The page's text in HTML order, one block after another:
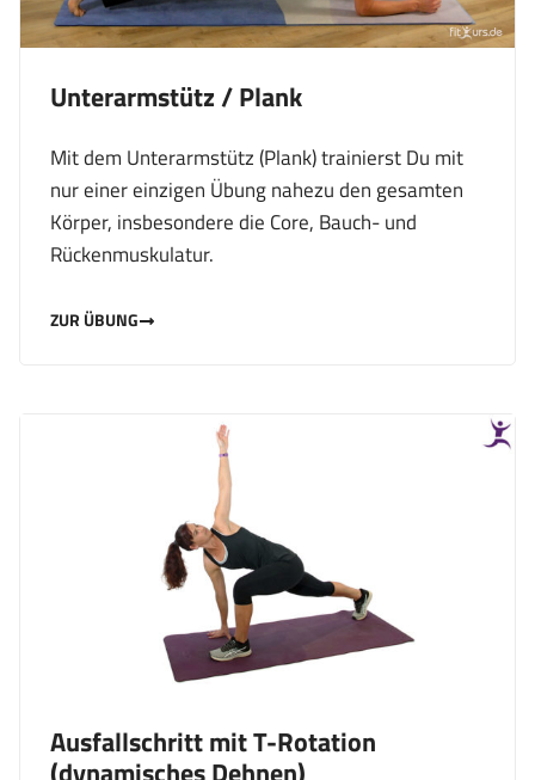
Unterarmstütz / Plank
Mit dem Unterarmstütz (Plank) trainierst Du mit
nur einer einzigen Übung nahezu den gesamten
Körper, insbesondere die Core, Bauch- und
Rückenmuskulatur.
ZUR ÜBUNG
Ausfallschritt mit T-Rotation